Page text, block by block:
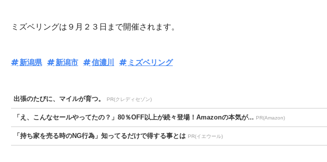
ミズベリングは９月２３日まで開催されます。
新潟県 新潟市 信濃川 ミズベリング
出張のたびに、マイルが育つ。 PR(クレディセゾン)
「え、こんなセールやってたの？」80％OFF以上が続々登場！Amazonの本気が... PR(Amazon)
「持ち家を売る時のNG行為」知ってるだけで得する事とは PR(イエウール)